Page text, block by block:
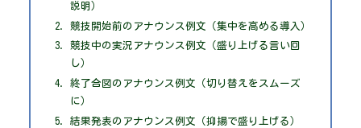
説明）
競技開始前のアナウンス例文（集中を高める導入）
競技中の実況アナウンス例文（盛り上げる言い回
し）
終了合図のアナウンス例文（切り替えをスムーズ
に）
結果発表のアナウンス例文（抑揚で盛り上げる）